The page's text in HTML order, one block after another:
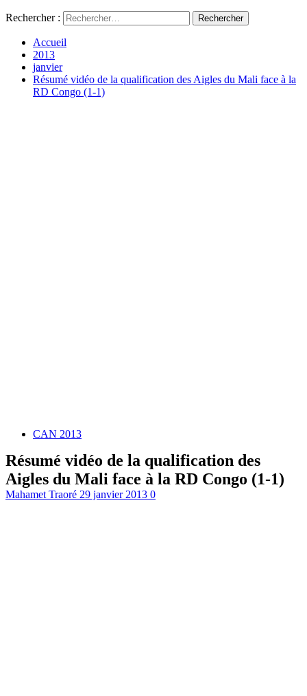
Rechercher :
Accueil
2013
janvier
Résumé vidéo de la qualification des Aigles du Mali face à la
RD Congo (1-1)
CAN 2013
Résumé vidéo de la qualification des
Aigles du Mali face à la RD Congo (1-1)
Mahamet Traoré 29 janvier 2013 0